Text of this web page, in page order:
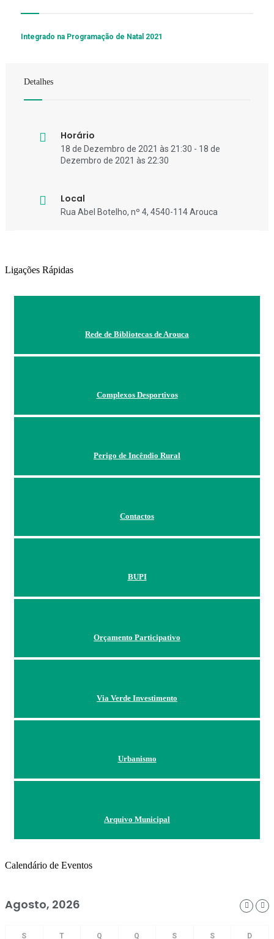
Integrado na Programação de Natal 2021
Detalhes
Horário
18 de Dezembro de 2021 às 21:30 - 18 de
Dezembro de 2021 às 22:30
Local
Rua Abel Botelho, nº 4, 4540-114 Arouca
Ligações Rápidas
Rede de Bibliotecas de Arouca
Complexos Desportivos
Perigo de Incêndio Rural
Contactos
BUPI
Orçamento Participativo
Via Verde Investimento
Urbanismo
Arquivo Municipal
Calendário de Eventos
Agosto, 2026